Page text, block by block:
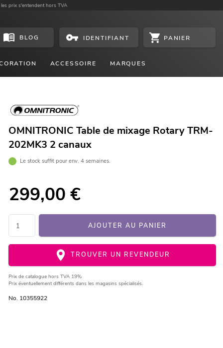
prix s'entendent hors TVA
BLOG IDENTIFIANT PANIER
ACCESSOIRE MARQUES
OMNITRONIC Table de mixage Rotary TRM-
202MK3 2 canaux
Le stock suffit pour env. 4 semaines.
299,00 €
AJOUTER AU PANIER
TROUVER UN REVENDEUR
Prix de catalogue hors TVA 19%
Prix éventuellement différents dans les magasins spécialisés.
No. 10355922